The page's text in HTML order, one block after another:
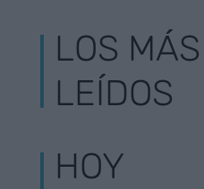
LOS MÁS
LEÍDOS
HOY